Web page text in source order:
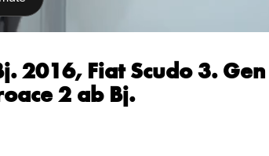
2016, Fiat Scudo 3.
2 ab Bj.